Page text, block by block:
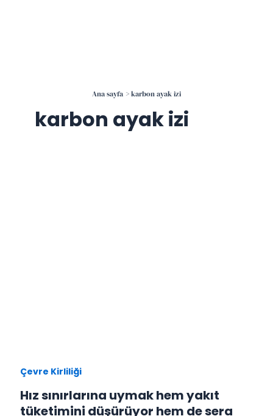
Ana sayfa karbon ayak izi
karbon ayak izi
Çevre Kirliliği
Hız sınırlarına uymak hem yakıt
tüketimini düşürüyor hem de sera